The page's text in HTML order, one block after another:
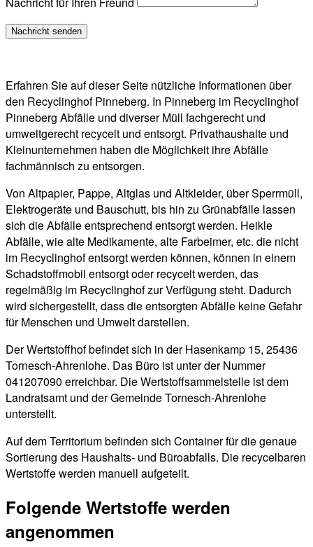
Erfahren Sie auf dieser Seite nützliche Informationen über
den Recyclinghof Pinneberg. In Pinneberg im Recyclinghof
Pinneberg Abfälle und diverser Müll fachgerecht und
umweltgerecht recycelt und entsorgt. Privathaushalte und
Kleinunternehmen haben die Möglichkeit ihre Abfälle
fachmännisch zu entsorgen.
Von Altpapier, Pappe, Altglas und Altkleider, über Sperrmüll,
Elektrogeräte und Bauschutt, bis hin zu Grünabfälle lassen
sich die Abfälle entsprechend entsorgt werden. Heikle
Abfälle, wie alte Medikamente, alte Farbeimer, etc. die nicht
im Recyclinghof entsorgt werden können, können in einem
Schadstoffmobil entsorgt oder recycelt werden, das
regelmäßig im Recyclinghof zur Verfügung steht. Dadurch
wird sichergestellt, dass die entsorgten Abfälle keine Gefahr
für Menschen und Umwelt darstellen.
Der Wertstoffhof befindet sich in der Hasenkamp 15, 25436
Tornesch-Ahrenlohe. Das Büro ist unter der Nummer
041207090 erreichbar. Die Wertstoffsammelstelle ist dem
Landratsamt und der Gemeinde Tornesch-Ahrenlohe
unterstellt.
Auf dem Territorium befinden sich Container für die genaue
Sortierung des Haushalts- und Büroabfalls. Die recycelbaren
Wertstoffe werden manuell aufgeteilt.
Folgende Wertstoffe werden
angenommen